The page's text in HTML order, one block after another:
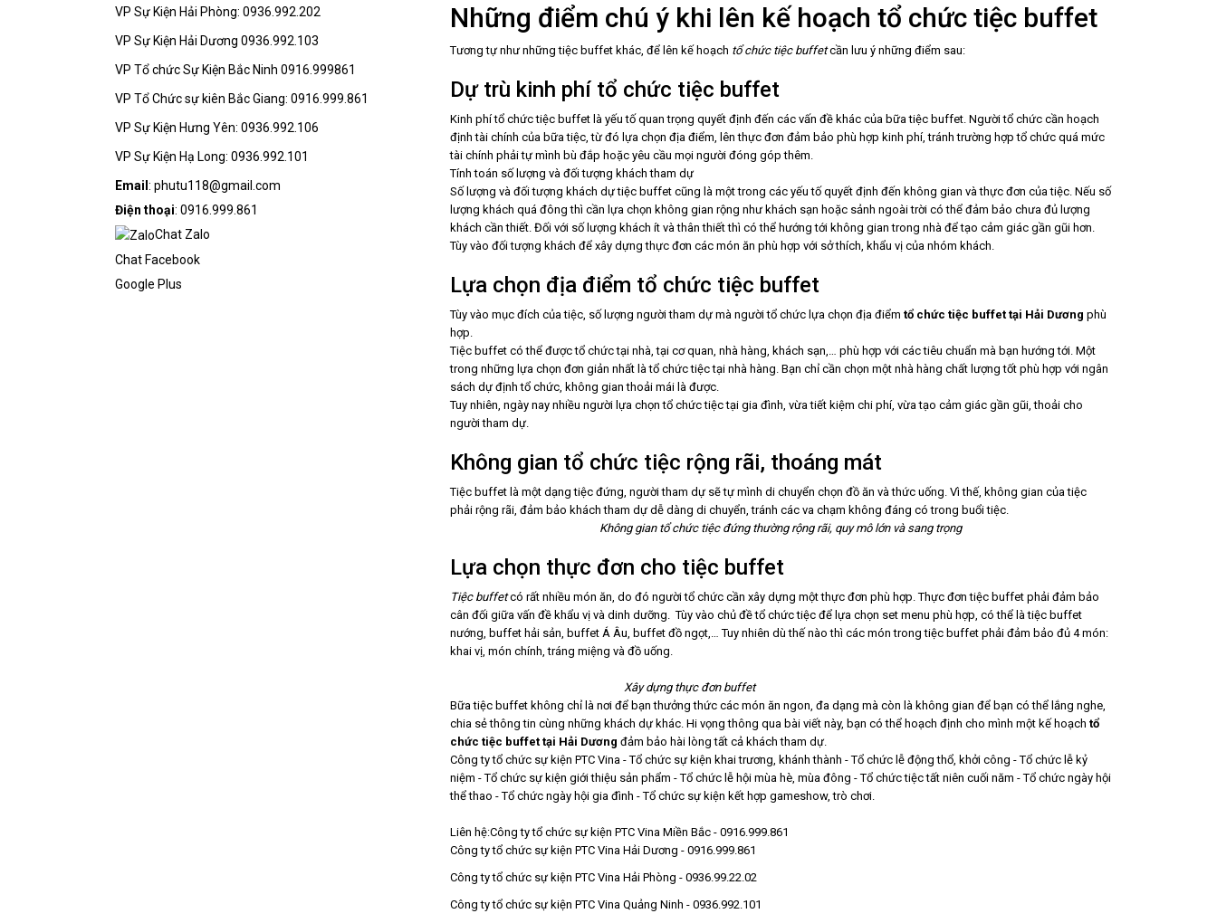
Những điểm chú ý khi lên kế hoạch tổ chức tiệc buffet
Tương tự như những tiệc buffet khác, để lên kế hoạch tổ chức tiệc buffetcần lưu ý những điểm sau:
Dự trù kinh phí tổ chức tiệc buffet
Kinh phí tổ chức tiệc buffet là yếu tố quan trọng quyết định đến các vấn đề khác của bữa tiệc buffet. Người tổ chức cần hoạch
định tài chính của bữa tiệc, từ đó lựa chọn địa điểm, lên thực đơn đảm bảo phù hợp kinh phí, tránh trường hợp tổ chức quá mức
tài chính phải tự mình bù đắp hoặc yêu cầu mọi người đóng góp thêm.
Tính toán số lượng và đối tượng khách tham dự
Số lượng và đối tượng khách dự tiệc buffet cũng là một trong các yếu tố quyết định đến không gian và thực đơn của tiệc. Nếu số
lượng khách quá đông thì cần lựa chọn không gian rộng như khách sạn hoặc sảnh ngoài trời có thể đảm bảo chưa đủ lượng
khách cần thiết. Đối với số lượng khách ít và thân thiết thì có thể hướng tới không gian trong nhà để tạo cảm giác gần gũi hơn.
Tùy vào đối tượng khách để xây dựng thực đơn các món ăn phù hợp với sở thích, khẩu vị của nhóm khách.
Lựa chọn địa điểm tổ chức tiệc buffet
Tùy vào mục đích của tiệc, số lượng người tham dự mà người tổ chức lựa chọn địa điểm tổ chức tiệc buffet tại Hải Dương phù
hợp.
Tiệc buffet có thể được tổ chức tại nhà, tại cơ quan, nhà hàng, khách sạn,… phù hợp với các tiêu chuẩn mà bạn hướng tới. Một
trong những lựa chọn đơn giản nhất là tổ chức tiệc tại nhà hàng. Bạn chỉ cần chọn một nhà hàng chất lượng tốt phù hợp với ngân
sách dự định tổ chức, không gian thoải mái là được.
Tuy nhiên, ngày nay nhiều người lựa chọn tổ chức tiệc tại gia đình, vừa tiết kiệm chi phí, vừa tạo cảm giác gần gũi, thoải cho
người tham dự.
Không gian tổ chức tiệc rộng rãi, thoáng mát
Tiệc buffet là một dạng tiệc đứng, người tham dự sẽ tự mình di chuyển chọn đồ ăn và thức uống. Vì thế, không gian của tiệc
phải rộng rãi, đảm bảo khách tham dự dễ dàng di chuyển, tránh các va chạm không đáng có trong buổi tiệc.
Không gian tổ chức tiệc đứng thường rộng rãi, quy mô lớn và sang trọng
Lựa chọn thực đơn cho tiệc buffet
Tiệc buffetcó rất nhiều món ăn, do đó người tổ chức cần xây dựng một thực đơn phù hợp. Thực đơn tiệc buffet phải đảm bảo
cân đối giữa vấn đề khẩu vị và dinh dưỡng. Tùy vào chủ đề tổ chức tiệc để lựa chọn set menu phù hợp, có thể là tiệc buffet
nướng, buffet hải sản, buffet Á Âu, buffet đồ ngọt,… Tuy nhiên dù thế nào thì các món trong tiệc buffet phải đảm bảo đủ 4 món:
khai vị, món chính, tráng miệng và đồ uống.
Xây dựng thực đơn buffet
Bữa tiệc buffet không chỉ là nơi để bạn thưởng thức các món ăn ngon, đa dạng mà còn là không gian để bạn có thể lắng nghe,
chia sẻ thông tin cùng những khách dự khác. Hi vọng thông qua bài viết này, bạn có thể hoạch định cho mình một kế hoạch tổ
chức tiệc buffet tại Hải Dương đảm bảo hài lòng tất cả khách tham dự.
Công ty tổ chức sự kiện PTC Vina - Tổ chức sự kiện khai trương, khánh thành - Tổ chức lễ động thổ, khởi công - Tổ chức lễ kỷ
niệm - Tổ chức sự kiện giới thiệu sản phẩm - Tổ chức lễ hội mùa hè, mùa đông - Tổ chức tiệc tất niên cuối năm - Tổ chức ngày hội
thể thao - Tổ chức ngày hội gia đình - Tổ chức sự kiện kết hợp gameshow, trò chơi.
Liên hệ:Công ty tổ chức sự kiện PTC Vina Miền Bắc - 0916.999.861
Công ty tổ chức sự kiện PTC Vina Hải Dương - 0916.999.861
Công ty tổ chức sự kiện PTC Vina Hải Phòng - 0936.99.22.02
Công ty tổ chức sự kiện PTC Vina Quảng Ninh - 0936.992.101
VP Sự Kiện Hải Phòng: 0936.992.202
VP Sự Kiện Hải Dương 0936.992.103
VP Tổ chức Sự Kiện Bắc Ninh 0916.999861
VP Tổ Chức sự kiên Bắc Giang: 0916.999.861
VP Sự Kiện Hưng Yên: 0936.992.106
VP Sự Kiện Hạ Long: 0936.992.101
Email : phutu118@gmail.com
Điện thoại: 0916.999.861
Chat Zalo
Chat Facebook
Google Plus